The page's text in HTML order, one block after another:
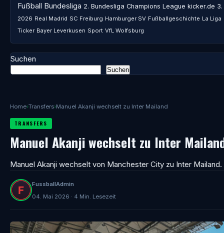
Home›Transfers›Manuel Akanji wechselt zu Inter Mailand
TRANSFERS
Manuel Akanji wechselt zu Inter
Manuel Akanji wechselt von Manchester City zu Inter
FussballAdmin
04. Mai 2026 · 4 Min. Lesezeit
Fußball Bundesliga 2. Bundesliga Champions League kicker.de 3.
2026 Real Madrid SC Freiburg Hamburger SV Fußballgeschichte La Liga
Ticker Bayer Leverkusen Sport VfL Wolfsburg
Suchen
Suchen